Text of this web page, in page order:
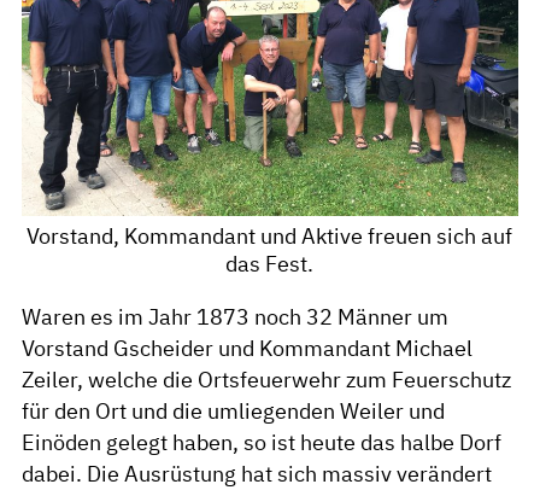
Vorstand, Kommandant und Aktive freuen sich auf
das Fest.
Waren es im Jahr 1873 noch 32 Männer um
Vorstand Gscheider und Kommandant Michael
Zeiler, welche die Ortsfeuerwehr zum Feuerschutz
für den Ort und die umliegenden Weiler und
Einöden gelegt haben, so ist heute das halbe Dorf
dabei. Die Ausrüstung hat sich massiv verändert